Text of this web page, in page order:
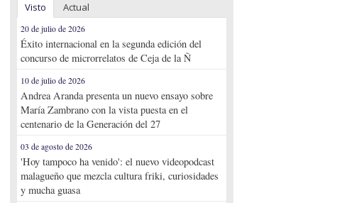
Visto Actual
20 de julio de 2026
Éxito internacional en la segunda edición del
concurso de microrrelatos de Ceja de la Ñ
10 de julio de 2026
Andrea Aranda presenta un nuevo ensayo sobre
María Zambrano con la vista puesta en el
centenario de la Generación del 27
03 de agosto de 2026
'Hoy tampoco ha venido': el nuevo videopodcast
malagueño que mezcla cultura friki, curiosidades
y mucha guasa